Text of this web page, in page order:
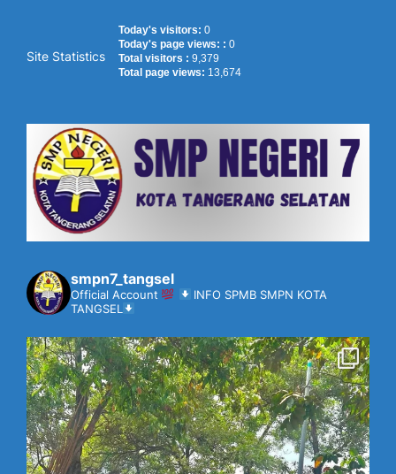
Site Statistics
Today's visitors: 0
Today's page views: : 0
Total visitors : 9,379
Total page views: 13,674
smpn7_tangsel
Official Account
INFO SPMB SMPN KOTA
TANGSEL